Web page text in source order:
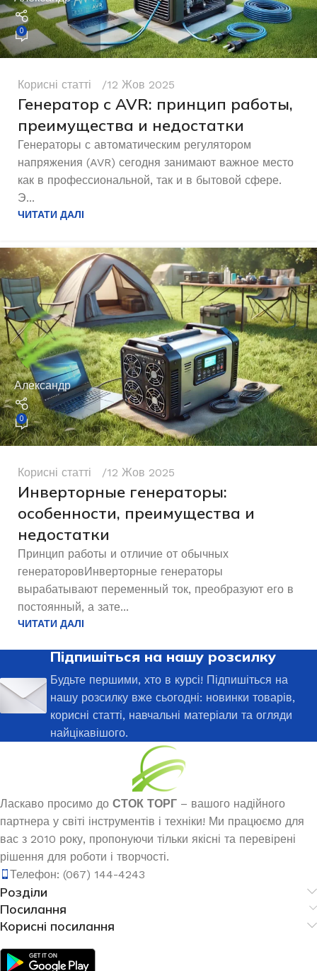
0
Корисні статті 12 Жов 2025
Генератор с AVR: принцип работы,
преимущества и недостатки
Генераторы с автоматическим регулятором
напряжения (AVR) сегодня занимают важное место
как в профессиональной, так и в бытовой сфере.
Э...
ЧИТАТИ ДАЛІ
Александр
0
Корисні статті 12 Жов 2025
Инверторные генераторы:
особенности, преимущества и
недостатки
Принцип работы и отличие от обычных
генераторовИнверторные генераторы
вырабатывают переменный ток, преобразуют его в
постоянный, а зате...
ЧИТАТИ ДАЛІ
Підпишіться на нашу розсилку
Будьте першими, хто в курсі! Підпишіться на
нашу розсилку вже сьогодні: новинки товарів,
корисні статті, навчальні матеріали та огляди
найцікавішого.
Ласкаво просимо до СТОК ТОРГ – вашого надійного
партнера у світі інструментів і техніки! Ми працюємо для
вас з 2010 року, пропонуючи тільки якісні та перевірені
рішення для роботи і творчості.
Телефон: (067) 144-4243
Розділи
Посилання
Корисні посилання